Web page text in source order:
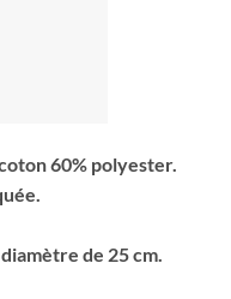
60% polyester.
de 25 cm.